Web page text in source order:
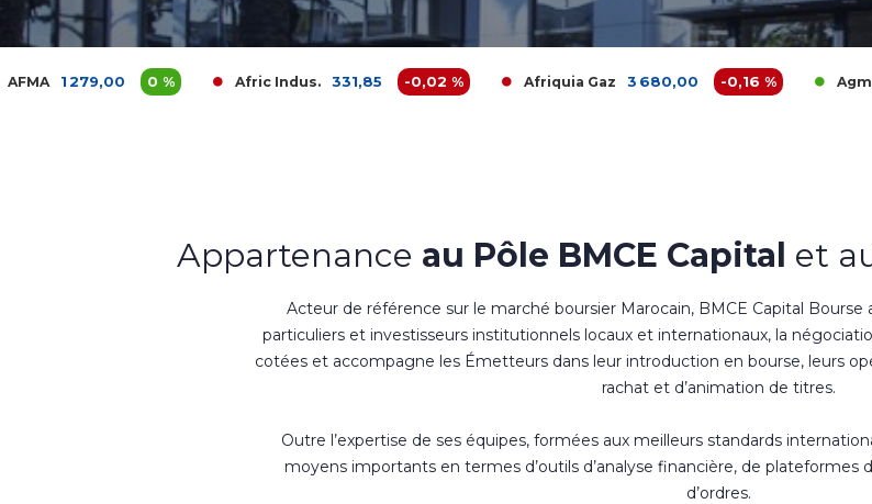
0 % Afric Indus. 331,85 -0,02 % Afriquia Gaz 3 680,00 -0,16 % Agma 6 860,00
Appartenance au Pôle BMCE Capital et
Acteur de référence sur le marché boursier Marocain, BMCE Capital
particuliers et investisseurs institutionnels locaux et internationaux, la
cotées et accompagne les Émetteurs dans leur introduction en bourse, leurs
rachat et d’animation de titres.
Outre l’expertise de ses équipes, formées aux meilleurs standards
moyens importants en termes d’outils d’analyse financière, de
d’ordres.